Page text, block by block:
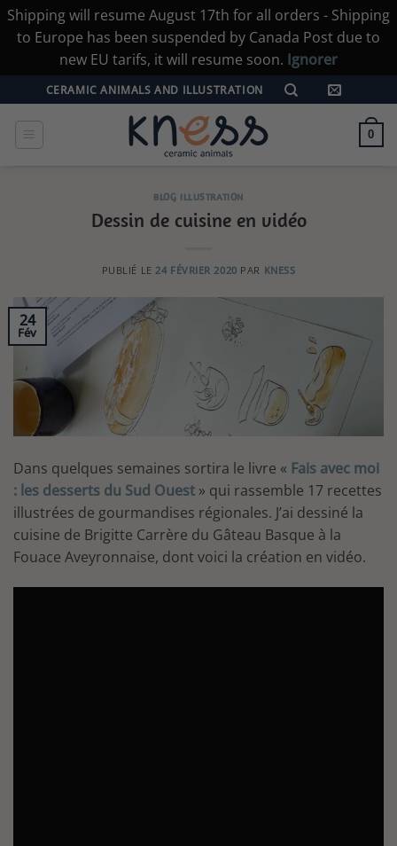
Shipping will resume August 17th for all orders - Shipping
to Europe has been suspended by Canada Post due to
new EU tarifs, it will resume soon. Ignorer
au
contenu
CERAMIC ANIMALS AND ILLUSTRATION
0
BLOG ILLUSTRATION
Dessin de cuisine en vidéo
PUBLIÉ LE 24 FÉVRIER 2020 PAR KNESS
24
Fév
Dans quelques semaines sortira le livre « Fais avec moi
: les desserts du Sud Ouest » qui rassemble 17 recettes
illustrées de gourmandises régionales. J’ai dessiné la
cuisine de Brigitte Carrère du Gâteau Basque à la
Fouace Aveyronnaise, dont voici la création en vidéo.